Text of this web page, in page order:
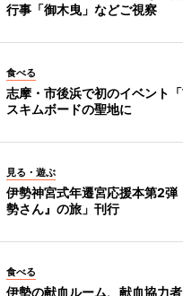
行事「御木曳」などご視察
食べる
志摩・市後浜で初のイベント
スキムボードの聖地に
見る・遊ぶ
伊勢神宮式年遷宮応援本第2
勢さん』の旅」刊行
食べる
伊勢の献血ルーム、献血協力